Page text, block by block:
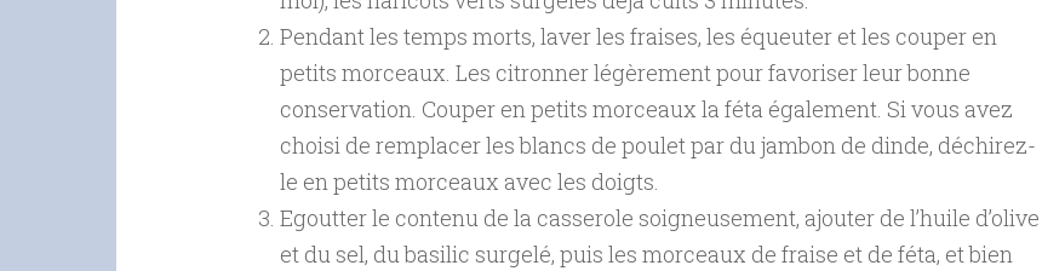
Pendant les temps morts, laver les fraises, les équeuter et les couper en
petits morceaux. Les citronner légèrement pour favoriser leur bonne
conservation. Couper en petits morceaux la féta également. Si vous avez
choisi de remplacer les blancs de poulet par du jambon de dinde, déchirez-
le en petits morceaux avec les doigts.
Egoutter le contenu de la casserole soigneusement, ajouter de l’huile d’olive
et du sel, du basilic surgelé, puis les morceaux de fraise et de féta, et bien